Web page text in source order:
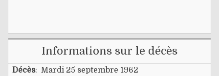
Informations sur le décès
Décès: Mardi 25 septembre 1962